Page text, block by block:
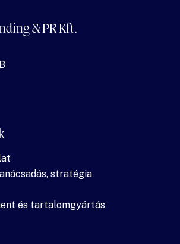
& PR Kft.
stratégia
és tartalomgyártás